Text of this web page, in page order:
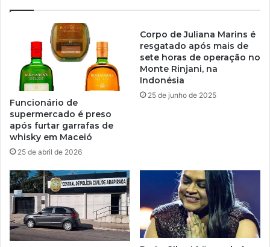
Funcionário de
supermercado é preso
após furtar garrafas de
whisky em Maceió
25 de abril de 2026
Corpo de Juliana Marins é
resgatado após mais de
sete horas de operação no
Monte Rinjani, na
Indonésia
25 de junho de 2025